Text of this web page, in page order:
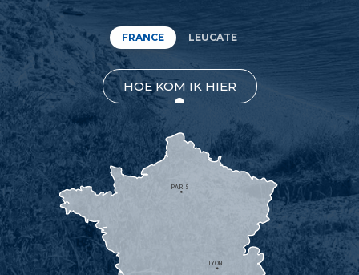
FRANCE LEUCATE
HOE KOM IK HIER
LYON
PARIS